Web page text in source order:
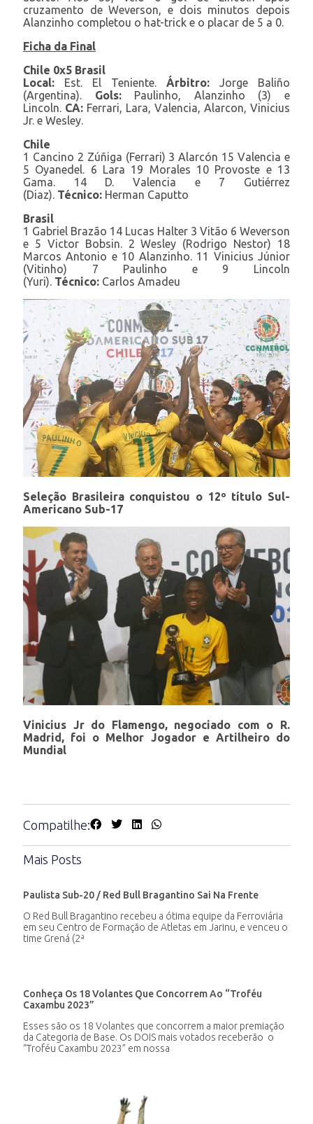
cruzamento de Weverson, e dois minutos depois
Alanzinho completou o hat-trick e o placar de 5 a 0.
Ficha da Final
Chile 0x5 Brasil
Local: Est. El Teniente. Árbitro: Jorge Baliño
(Argentina). Gols: Paulinho, Alanzinho (3) e
Lincoln. CA: Ferrari, Lara, Valencia, Alarcon, Vinicius
Jr. e Wesley.
Chile
1 Cancino 2 Zúñiga (Ferrari) 3 Alarcón 15 Valencia e
5 Oyanedel. 6 Lara 19 Morales 10 Provoste e 13
Gama. 14 D. Valencia e 7 Gutiérrez
(Diaz). Técnico: Herman Caputto
Brasil
1 Gabriel Brazão 14 Lucas Halter 3 Vitão 6 Weverson
e 5 Victor Bobsin. 2 Wesley (Rodrigo Nestor) 18
Marcos Antonio e 10 Alanzinho. 11 Vinicius Júnior
(Vitinho) 7 Paulinho e 9 Lincoln
(Yuri). Técnico: Carlos Amadeu
Seleção Brasileira conquistou o 12º título Sul-
Americano Sub-17
Vinicius Jr do Flamengo, negociado com o R.
Madrid, foi o Melhor Jogador e Artilheiro do
Mundial
Compatilhe:
Mais Posts
Paulista Sub-20 / Red Bull Bragantino Sai Na Frente
O Red Bull Bragantino recebeu a ótima equipe da Ferroviária
em seu Centro de Formação de Atletas em Jarinu, e venceu o
time Grená (2ª
Conheça Os 18 Volantes Que Concorrem Ao “Troféu
Caxambu 2023”
Esses são os 18 Volantes que concorrem a maior premiação
da Categoria de Base. Os DOIS mais votados receberão o
“Troféu Caxambu 2023” em nossa